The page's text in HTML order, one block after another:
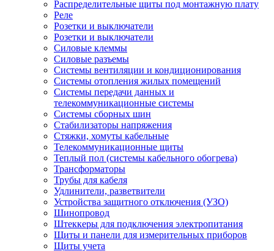
Распределительные щиты под монтажную плату
Реле
Розетки и выключатели
Розетки и выключатели
Силовые клеммы
Силовые разъемы
Системы вентиляции и кондиционирования
Системы отопления жилых помещений
Системы передачи данных и
телекоммуникационные системы
Системы сборных шин
Стабилизаторы напряжения
Стяжки, хомуты кабельные
Телекоммуникационные щиты
Теплый пол (системы кабельного обогрева)
Трансформаторы
Трубы для кабеля
Удлинители, разветвители
Устройства защитного отключения (УЗО)
Шинопровод
Штеккеры для подключения электропитания
Щиты и панели для измерительных приборов
Щиты учета